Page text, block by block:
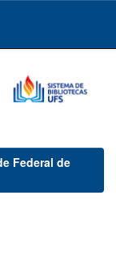
Federal de